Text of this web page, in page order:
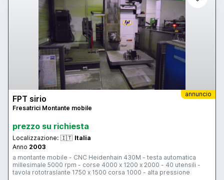
annuncio
FPT sirio
Fresatrici Montante mobile
prezzo su richiesta
Localizzazione: 🇮🇹 Italia
Anno 2003
a montante mobile - CNC Heidenhain 430M - testa automatica
millesimale 5000 rpm - corse 4000 x 1200 x 2000 - 40 utensili -
tavola rototraslante 1750 x 1500 corsa 1000 - alta pressione